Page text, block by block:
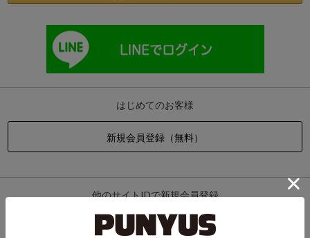
はじめてのお客様
他のサイトIDで新規会員登録
他のサイトIDで新規会員登録をしていただくと次回以降、そのIDで
ログインすることができます。